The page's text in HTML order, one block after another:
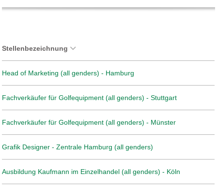
Stellenbezeichnung
Head of Marketing (all genders) - Hamburg
Fachverkäufer für Golfequipment (all genders) - Stuttgart
Fachverkäufer für Golfequipment (all genders) - Münster
Grafik Designer - Zentrale Hamburg (all genders)
Ausbildung Kaufmann im Einzelhandel (all genders) - Köln